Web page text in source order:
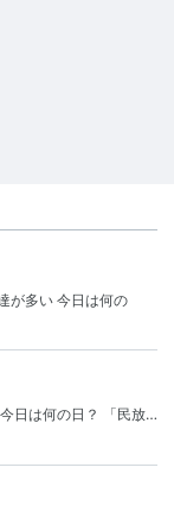
が多い 今日は何の
日は何の日？ 「民放…